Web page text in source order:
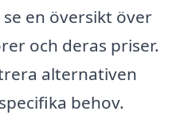
en översikt över
och deras priser.
alternativen
behov.